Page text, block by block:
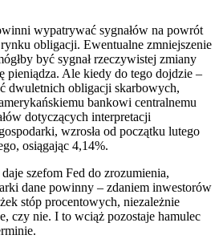
wypatrywać sygnałów na powrót
rynku obligacji. Ewentualne zmniejszenie
być sygnał rzeczywistej zmiany
pieniądza. Ale kiedy do tego dojdzie –
dwuletnich obligacji skarbowych,
bankowi centralnemu
dotyczących interpretacji
wzrosła od początku lutego
osiągając 4,14%.
szefom Fed do zrozumienia,
dane powinny – zdaniem inwestorów
stóp procentowych, niezależnie
czy nie. I to wciąż pozostaje hamulec